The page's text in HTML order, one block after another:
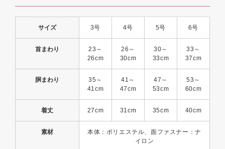
サイズ 3号 4号 5号 6号
首まわり
23～
26cm
26～
30cm
30～
33cm
33～
37cm
胴まわり
35～
41cm
41～
47cm
47～
53cm
53～
60cm
着丈 27cm 31cm 35cm 40cm
素材
本体：ポリエステル、面ファスナー：ナ
イロン